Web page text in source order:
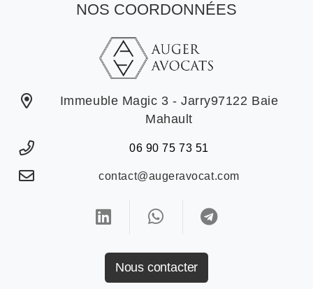
NOS COORDONNÉES
Immeuble Magic 3 - Jarry97122 Baie
Mahault
06 90 75 73 51
contact@augeravocat.com
Nous contacter